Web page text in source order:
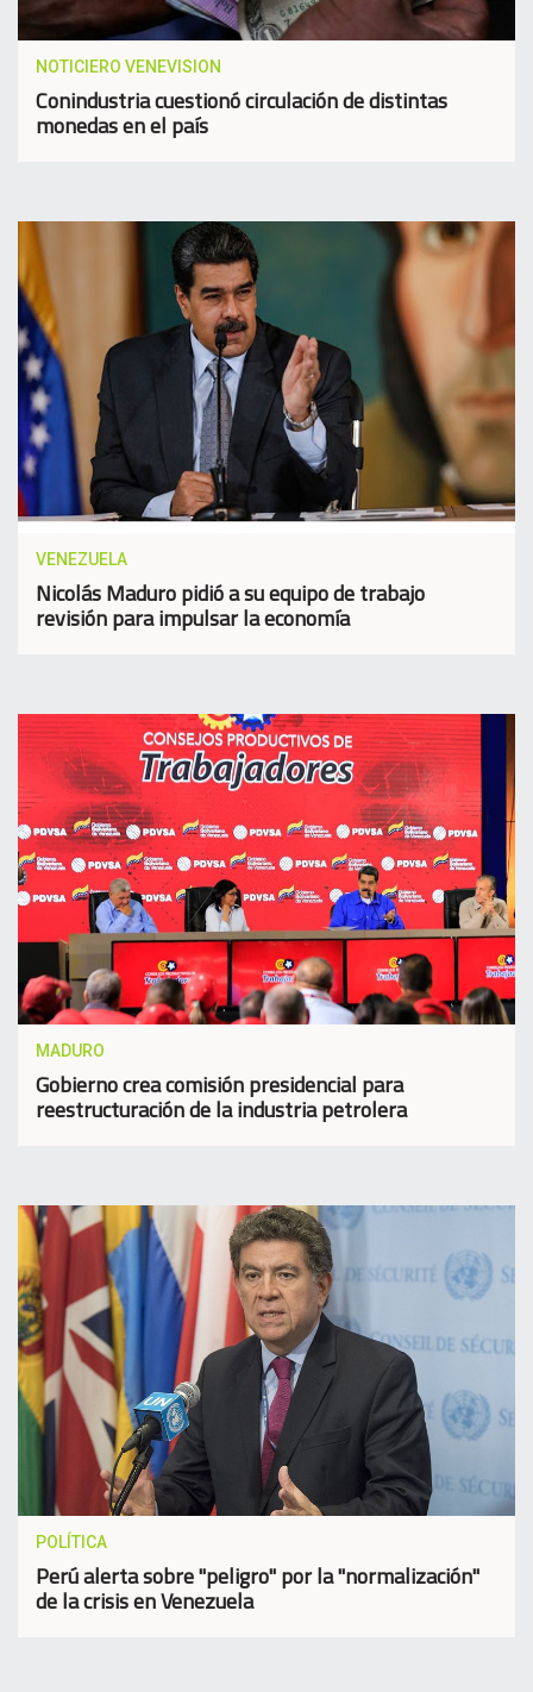
NOTICIERO VENEVISION
Conindustria cuestionó circulación de distintas
monedas en el país
VENEZUELA
Nicolás Maduro pidió a su equipo de trabajo
revisión para impulsar la economía
MADURO
Gobierno crea comisión presidencial para
reestructuración de la industria petrolera
POLÍTICA
Perú alerta sobre "peligro" por la "normalización"
de la crisis en Venezuela